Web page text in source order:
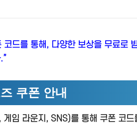
코드를 통해, 다양한 보상을 무료로
쿠폰 안내
게임 라운지, SNS)를 통해 쿠폰 코드